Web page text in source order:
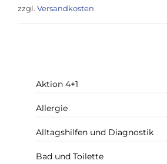
zzgl. Versandkosten
Aktion 4+1
Allergie
Alltagshilfen und Diagnostik
Bad und Toilette